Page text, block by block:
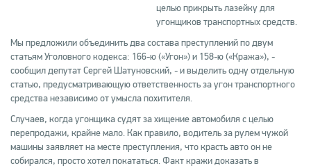
целью прикрыть лазейку для
угонщиков транспортных средств.
Мы предложили объединить два состава преступлений по двум
статьям Уголовного кодекса: 166-ю («Угон») и 158-ю («Кража»), -
сообщил депутат Сергей Шатуновский, - и выделить одну отдельную
статью, предусматривающую ответственность за угон транспортного
средства независимо от умысла похитителя.
Случаев, когда угонщика судят за хищение автомобиля с целью
перепродажи, крайне мало. Как правило, водитель за рулем чужой
машины заявляет на месте преступления, что красть авто он не
собирался, просто хотел покататься. Факт кражи доказать в